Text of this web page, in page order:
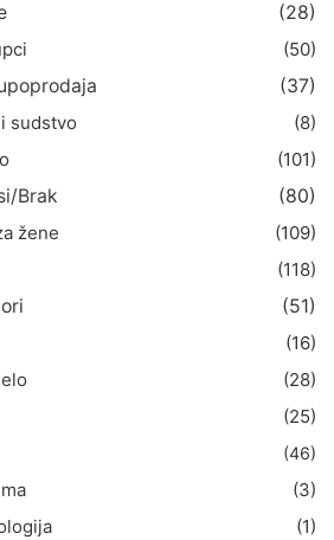
(28)
(50)
(37)
sudstvo
(8)
(101)
Brak
(80)
žene
(109)
(118)
(51)
(16)
(28)
(25)
(46)
(3)
(1)